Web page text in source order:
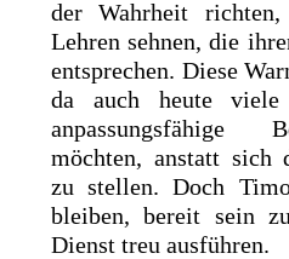
der Wahrheit
Lehren sehnen, die
entsprechen. Diese
da auch heute viele
anpassungsfähige
möchten, anstatt sich
zu stellen. Doch
bleiben, bereit sein
Dienst treu ausführen.